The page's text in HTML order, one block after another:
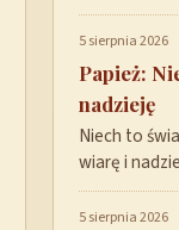
5 sierpnia 2026
Papież:
nadzieję
Niech to
wiarę i
5 sierpnia 2026